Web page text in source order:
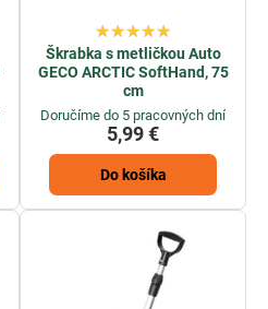
Škrabka s metličkou Auto
GECO ARCTIC SoftHand, 75
cm
Doručíme do 5 pracovných dní
5,99 €
Do košíka